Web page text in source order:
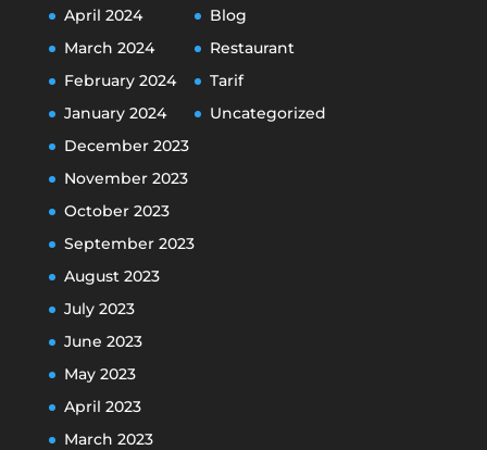
April 2024
March 2024
February 2024
January 2024
December 2023
November 2023
October 2023
September 2023
August 2023
July 2023
June 2023
May 2023
April 2023
March 2023
Blog
Restaurant
Tarif
Uncategorized